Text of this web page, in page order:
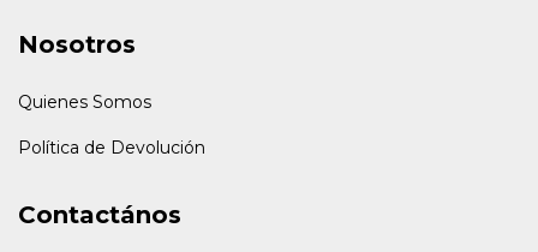
Nosotros
Quienes Somos
Política de Devolución
Contactános